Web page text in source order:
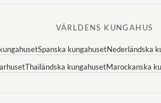
VÄRLDENS KUNGAHUS
Spanska kungahusetNederländska
Thailändska kungahusetMarockanska